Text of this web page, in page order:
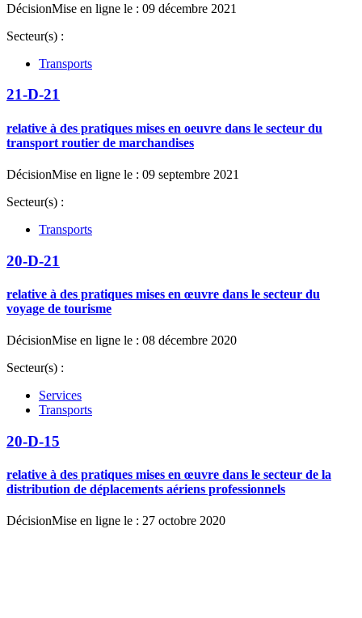
DécisionMise en ligne le : 09 décembre 2021
Secteur(s) :
Transports
21-D-21
relative à des pratiques mises en oeuvre dans le secteur du
transport routier de marchandises
DécisionMise en ligne le : 09 septembre 2021
Secteur(s) :
Transports
20-D-21
relative à des pratiques mises en œuvre dans le secteur du
voyage de tourisme
DécisionMise en ligne le : 08 décembre 2020
Secteur(s) :
Services
Transports
20-D-15
relative à des pratiques mises en œuvre dans le secteur de la
distribution de déplacements aériens professionnels
DécisionMise en ligne le : 27 octobre 2020